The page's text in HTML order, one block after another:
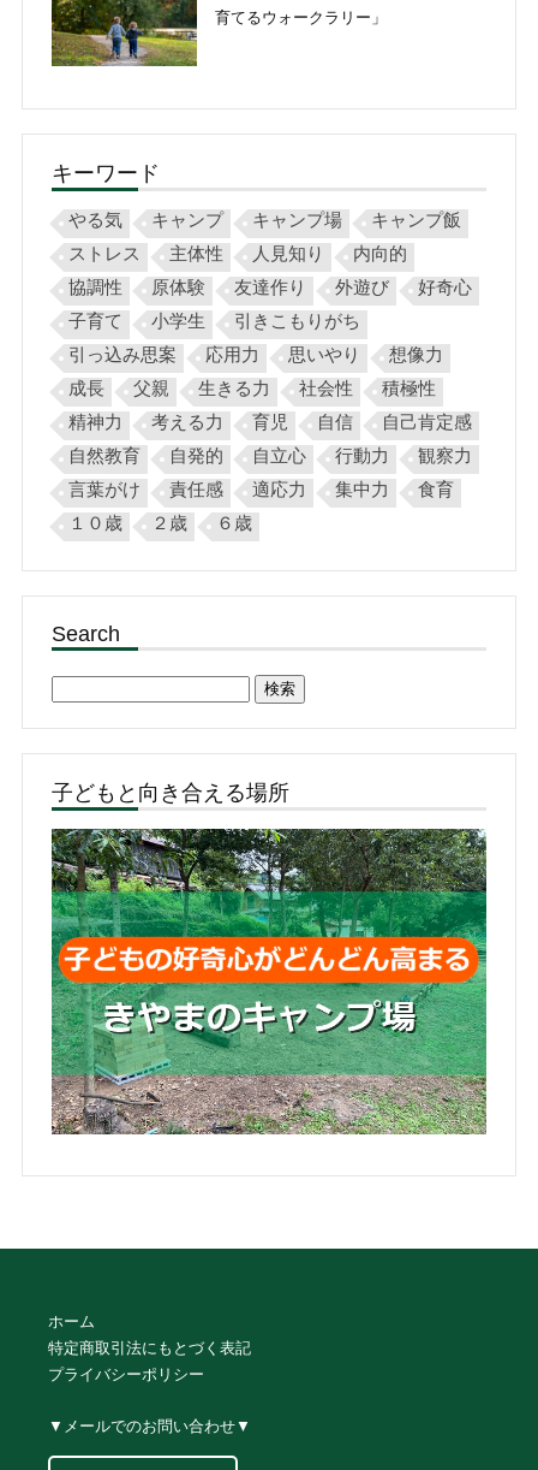
育てるウォークラリー」
キーワード
やる気 キャンプ キャンプ場
キャンプ飯
ストレス
主体性 人見知り
内向的
協調性
原体験 友達作り 外遊び
好奇心
子育て
小学生
引きこもりがち
引っ込み思案
応用力 思いやり
想像力
成長
父親 生きる力 社会性
積極性
精神力
考える力 育児 自信
自己肯定感
自然教育
自発的 自立心 行動力
観察力
言葉がけ
責任感 適応力 集中力
食育
１０歳
２歳 ６歳
Search
子どもと向き合える場所
ホーム
特定商取引法にもとづく表記
プライバシーポリシー
▼メールでのお問い合わせ▼